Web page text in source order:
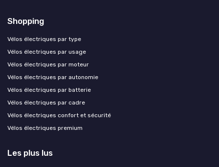
Shopping
Vélos électriques par type
Vélos électriques par usage
Vélos électriques par moteur
Vélos électriques par autonomie
Vélos électriques par batterie
Vélos électriques par cadre
Vélos électriques confort et sécurité
Vélos électriques premium
Les plus lus